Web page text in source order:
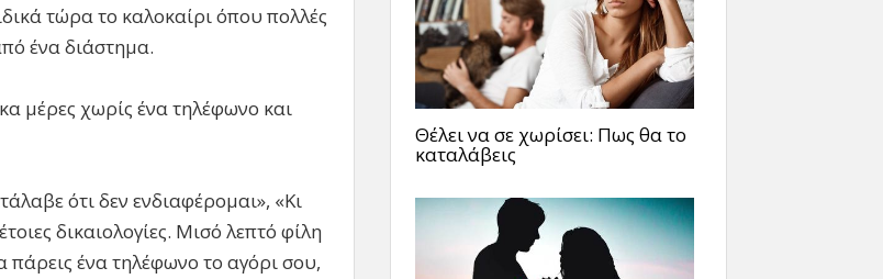
τώρα το καλοκαίρι όπου πολλές
ένα διάστημα.
μέρες χωρίς ένα τηλέφωνο και
ότι δεν ενδιαφέρομαι», «Κι
δικαιολογίες. Μισό λεπτό φίλη
ένα τηλέφωνο το αγόρι σου,
Θέλει να σε χωρίσει: Πως θα το
καταλάβεις